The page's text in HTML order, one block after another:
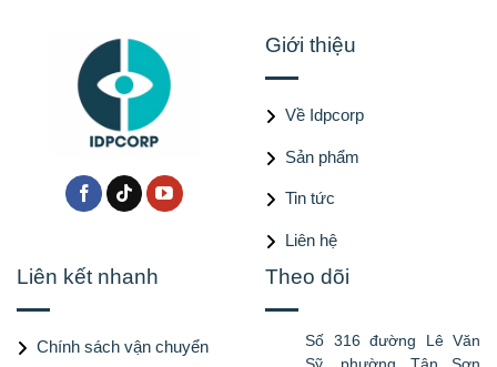
Giới thiệu
Về Idpcorp
Sản phẩm
Tin tức
Liên hệ
Liên kết nhanh
Chính sách vận chuyển
Theo dõi
Số 316 đường Lê Văn
Sỹ, phường Tân Sơn